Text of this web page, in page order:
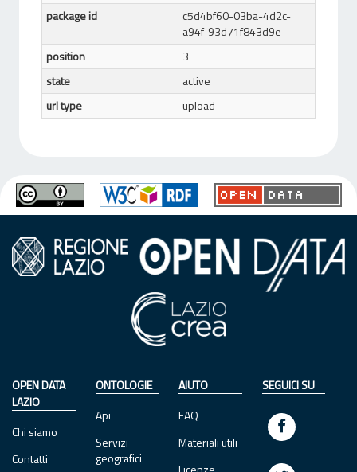
package id
c5d4bf60-03ba-4d2c-
a94f-93d71f843d9e
position
3
state
active
url type
upload
OPEN DATA
LAZIO
Chi siamo
Contatti
ONTOLOGIE
Api
Servizi
geografici
AIUTO
FAQ
Materiali utili
SEGUICI SU